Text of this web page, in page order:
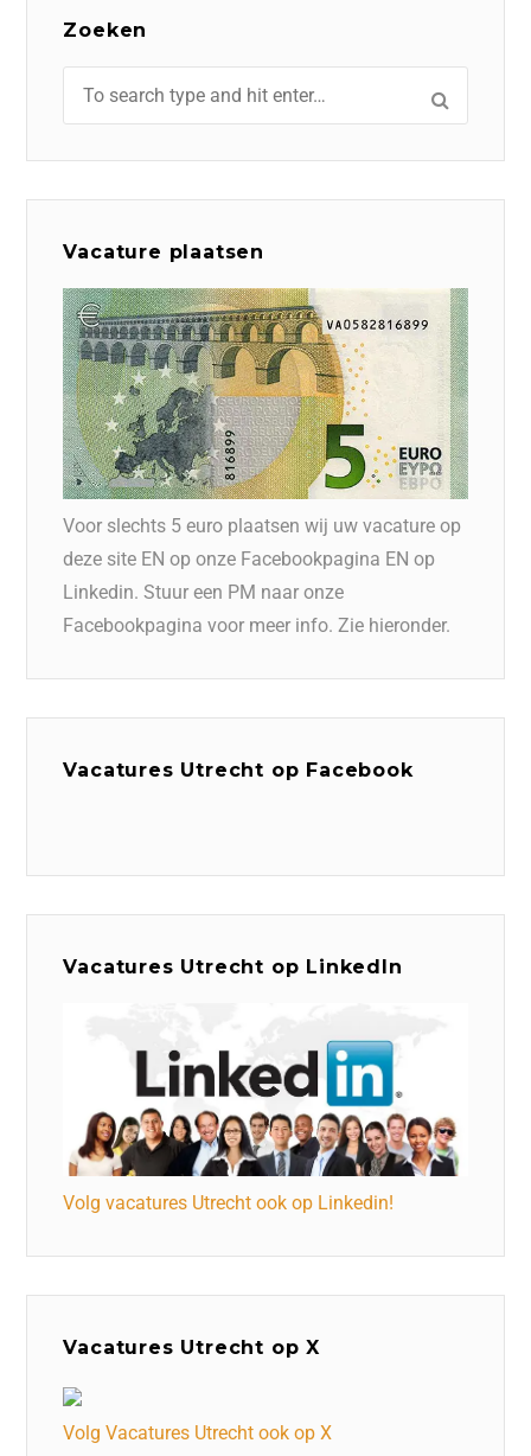
Zoeken
Vacature plaatsen
Voor slechts 5 euro plaatsen wij uw vacature op
deze site EN op onze Facebookpagina EN op
Linkedin. Stuur een PM naar onze
Facebookpagina voor meer info. Zie hieronder.
Vacatures Utrecht op Facebook
Vacatures Utrecht op LinkedIn
Volg vacatures Utrecht ook op Linkedin!
Vacatures Utrecht op X
Volg Vacatures Utrecht ook op X